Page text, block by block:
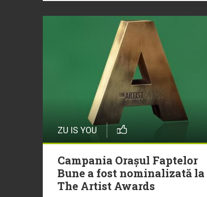
ZU IS YOU
Campania Orașul Faptelor
Bune a fost nominalizată la
The Artist Awards